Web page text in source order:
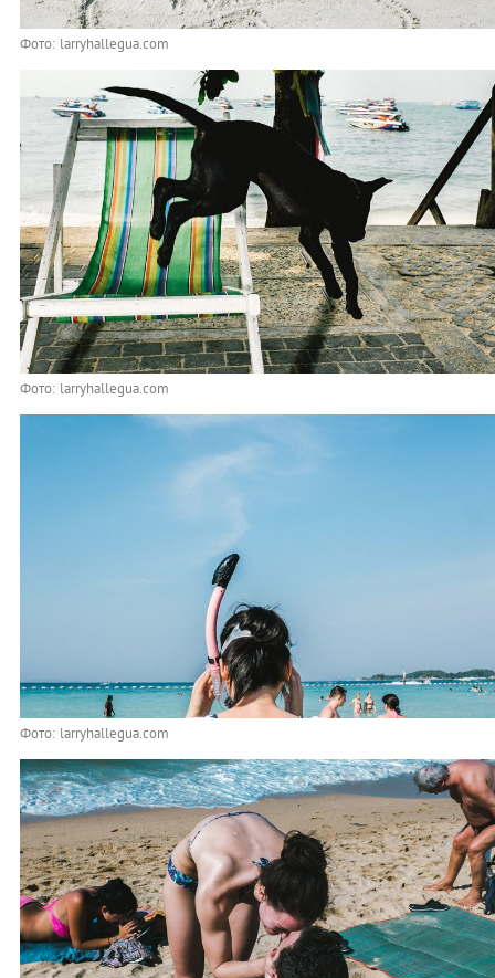
Фото: larryhallegua.com
Фото: larryhallegua.com
Фото: larryhallegua.com